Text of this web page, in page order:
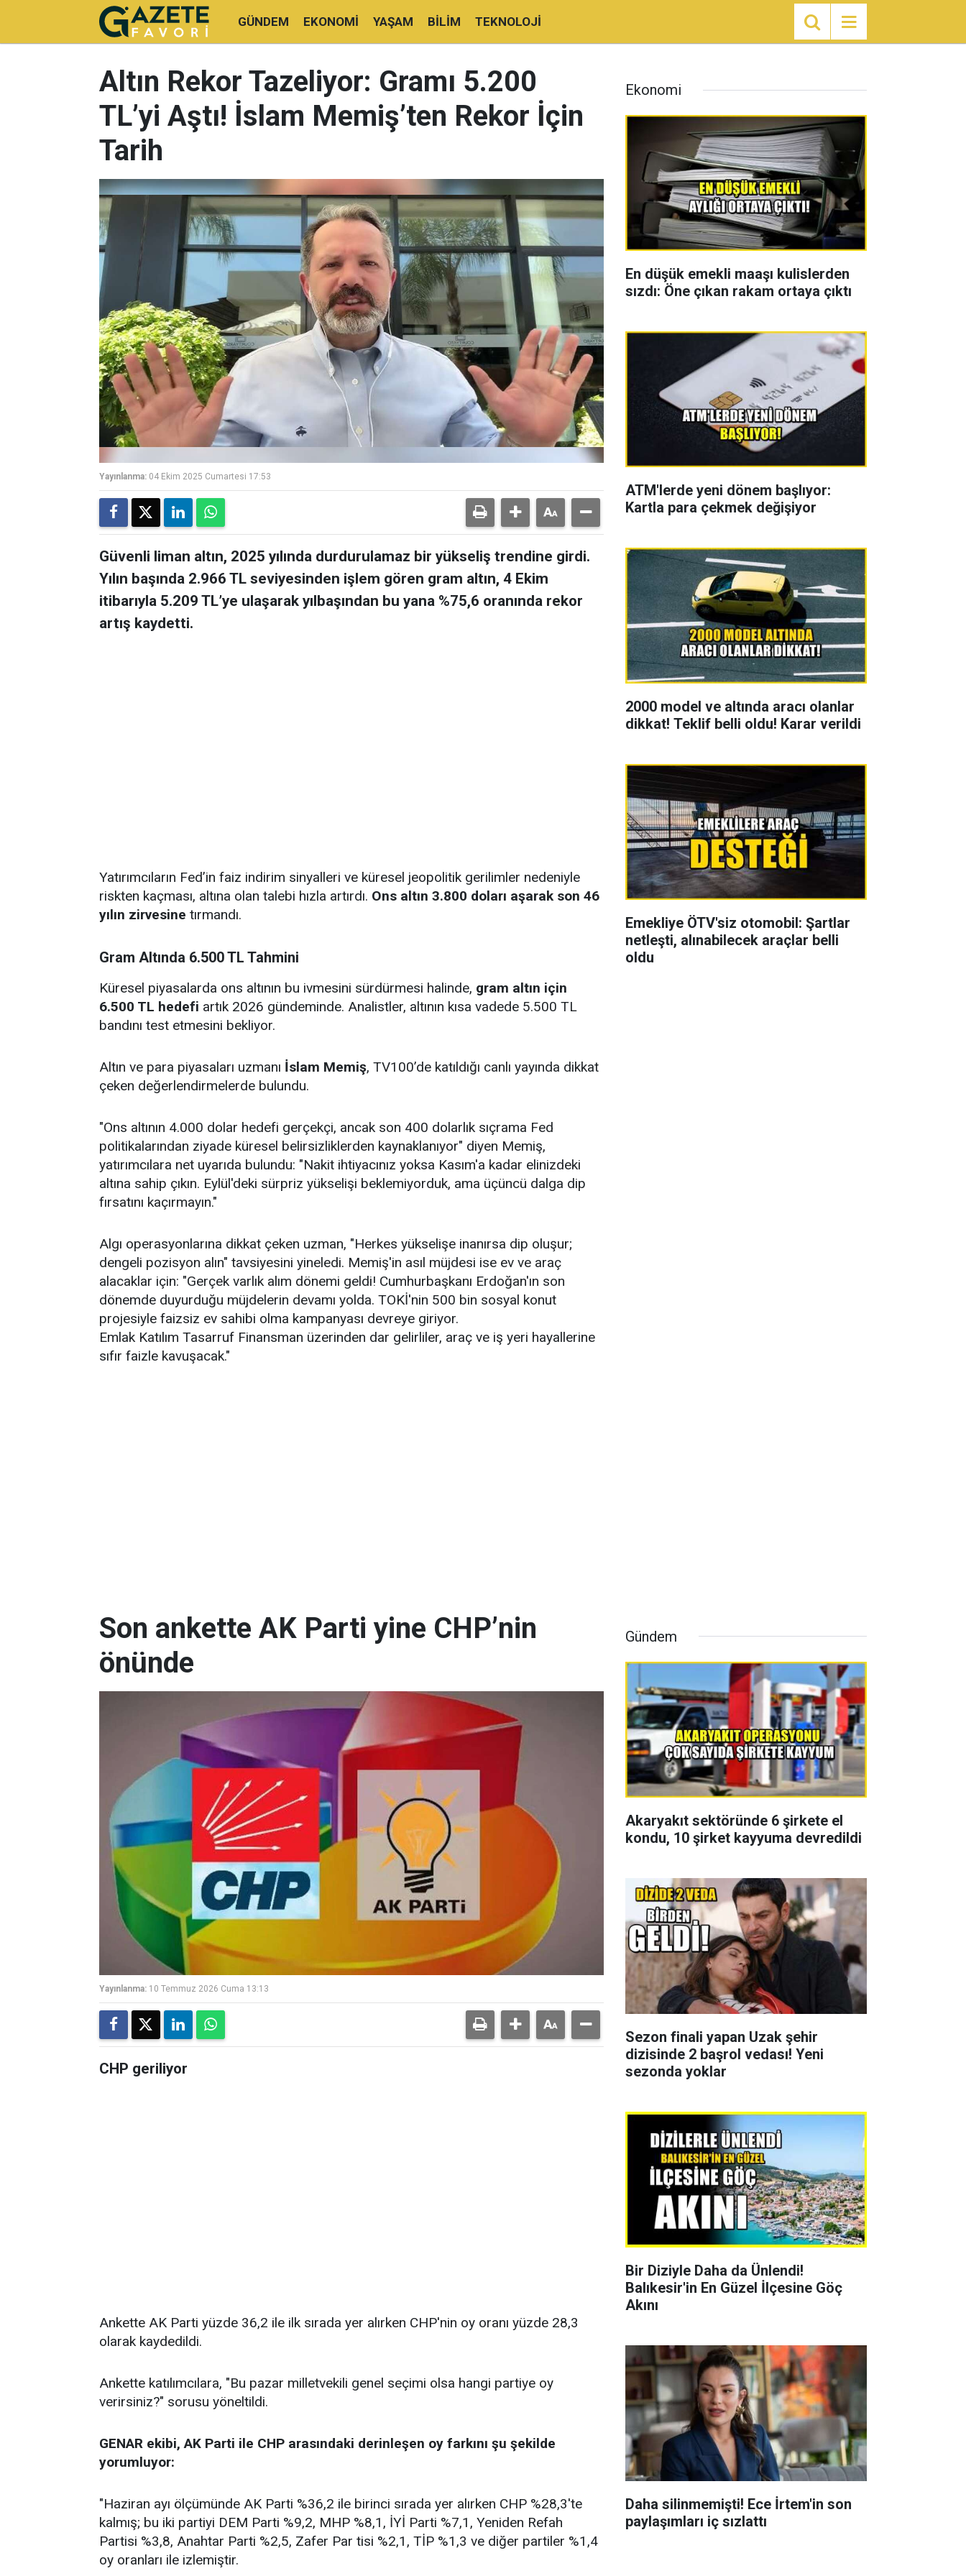
GÜNDEM EKONOMI YAŞAM BILIM TEKNOLOJI
Altın Rekor Tazeliyor: Gramı 5.200
TL’yi Aştı! İslam Memiş’ten Rekor İçin
Tarih
Yayınlanma: 04 Ekim 2025 Cumartesi 17:53
Güvenli liman altın, 2025 yılında durdurulamaz bir yükseliş trendine girdi.
Yılın başında 2.966 TL seviyesinden işlem gören gram altın, 4 Ekim
itibarıyla 5.209 TL’ye ulaşarak yılbaşından bu yana %75,6 oranında rekor
artış kaydetti.
Yatırımcıların Fed’in faiz indirim sinyalleri ve küresel jeopolitik gerilimler nedeniyle
riskten kaçması, altına olan talebi hızla artırdı. Ons altın 3.800 doları aşarak son 46
yılın zirvesine tırmandı.
Gram Altında 6.500 TL Tahmini
Küresel piyasalarda ons altının bu ivmesini sürdürmesi halinde, gram altın için
6.500 TL hedefi artık 2026 gündeminde. Analistler, altının kısa vadede 5.500 TL
bandını test etmesini bekliyor.
Altın ve para piyasaları uzmanı İslam Memiş, TV100’de katıldığı canlı yayında dikkat
çeken değerlendirmelerde bulundu.
"Ons altının 4.000 dolar hedefi gerçekçi, ancak son 400 dolarlık sıçrama Fed
politikalarından ziyade küresel belirsizliklerden kaynaklanıyor" diyen Memiş,
yatırımcılara net uyarıda bulundu: "Nakit ihtiyacınız yoksa Kasım'a kadar elinizdeki
altına sahip çıkın. Eylül'deki sürpriz yükselişi beklemiyorduk, ama üçüncü dalga dip
fırsatını kaçırmayın."
Algı operasyonlarına dikkat çeken uzman, "Herkes yükselişe inanırsa dip oluşur;
dengeli pozisyon alın" tavsiyesini yineledi. Memiş'in asıl müjdesi ise ev ve araç
alacaklar için: "Gerçek varlık alım dönemi geldi! Cumhurbaşkanı Erdoğan'ın son
dönemde duyurduğu müjdelerin devamı yolda. TOKİ'nin 500 bin sosyal konut
projesiyle faizsiz ev sahibi olma kampanyası devreye giriyor.
Emlak Katılım Tasarruf Finansman üzerinden dar gelirliler, araç ve iş yeri hayallerine
sıfır faizle kavuşacak."
Ekonomi
En düşük emekli maaşı kulislerden
sızdı: Öne çıkan rakam ortaya çıktı
ATM'lerde yeni dönem başlıyor:
Kartla para çekmek değişiyor
2000 model ve altında aracı olanlar
dikkat! Teklif belli oldu! Karar verildi
Emekliye ÖTV'siz otomobil: Şartlar
netleşti, alınabilecek araçlar belli
oldu
Son ankette AK Parti yine CHP’nin
önünde
Yayınlanma: 10 Temmuz 2026 Cuma 13:13
CHP geriliyor
Ankette AK Parti yüzde 36,2 ile ilk sırada yer alırken CHP'nin oy oranı yüzde 28,3
olarak kaydedildi.
Ankette katılımcılara, "Bu pazar milletvekili genel seçimi olsa hangi partiye oy
verirsiniz?" sorusu yöneltildi.
GENAR ekibi, AK Parti ile CHP arasındaki derinleşen oy farkını şu şekilde
yorumluyor:
"Haziran ayı ölçümünde AK Parti %36,2 ile birinci sırada yer alırken CHP %28,3'te
kalmış; bu iki partiyi DEM Parti %9,2, MHP %8,1, İYİ Parti %7,1, Yeniden Refah
Partisi %3,8, Anahtar Parti %2,5, Zafer Par tisi %2,1, TİP %1,3 ve diğer partiler %1,4
oy oranları ile izlemiştir.
Gündem
Akaryakıt sektöründe 6 şirkete el
kondu, 10 şirket kayyuma devredildi
Sezon finali yapan Uzak şehir
dizisinde 2 başrol vedası! Yeni
sezonda yoklar
Bir Diziyle Daha da Ünlendi!
Balıkesir'in En Güzel İlçesine Göç
Akını
Daha silinmemişti! Ece İrtem'in son
paylaşımları iç sızlattı